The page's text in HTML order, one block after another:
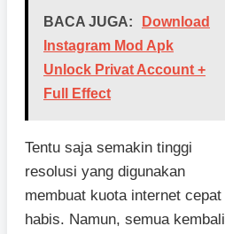
BACA JUGA:
Download
Instagram Mod Apk
Unlock Privat Account +
Full Effect
Tentu saja semakin tinggi
resolusi yang digunakan
membuat kuota internet cepat
habis. Namun, semua kembali